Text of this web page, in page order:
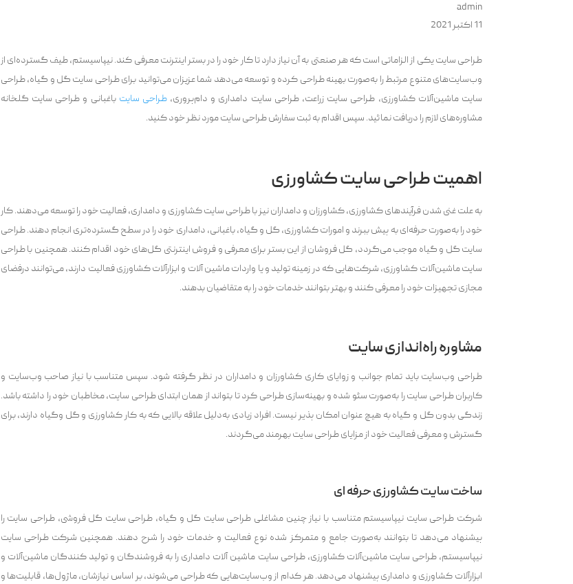
admin
11 اکتبر 2021
طراحی سایت یکی از الزاماتی است که هر صنعتی به آن نیاز دارد تا کار خود را در بستر اینترنت معرفی کند. نیپاسیستم، طیف گسترده‌ای از
وب‌سایت‌های متنوع مرتبط را به‌صورت بهینه طراحی کرده و توسعه می‌دهد شما عزیزان می‌توانید برای طراحی سایت گل و گیاه، طراحی
سایت ماشین‌آلات کشاورزی، طراحی سایت زراعت، طراحی سایت دامداری و دام‌پروری،طراحی سایت باغبانی و طراحی سایت گلخانه
مشاوره‌های لازم را دریافت نمائید. سپس اقدام به ثبت سفارش طراحی سایت مورد نظر خود کنید.
اهمیت طراحی سایت کشاورزی
به علت غنی شدن فرآیندهای کشاورزی، کشاورزان و دامداران نیز با طراحی سایت کشاورزی و دامداری، فعالیت خود را توسعه می‌دهند. کار
خود را به‌صورت حرفه‌ای به پیش ببرند و امورات کشاورزی، گل و گیاه، باغبانی، دامداری خود را در سطح گسترده‌تری انجام دهند. طراحی
سایت گل و گیاه موجب می‌گردد، گل فروشان از این بستر برای معرفی و فروش اینترنتی گل‌های خود اقدام کنند. همچنین با طراحی
سایت ماشین‌آلات کشاورزی، شرکت‌هایی که در زمینه تولید و یا واردات ماشین آلات و ابزارآلات کشاورزی فعالیت دارند، می‌توانند درفضای
مجازی تجهیزات خود را معرفی کنند و بهتر بتوانند خدمات خود را به متقاضیان بدهند.
مشاوره راه‌اندازی سایت
طراحی وب‌سایت باید تمام جوانب و زوایای کاری کشاورزان و دامداران در نظر گرفته شود. سپس متناسب با نیاز صاحب وب‌سایت و
کاربران طراحی سایت را به‌صورت سئو شده و بهینه‌سازی طراحی کرد تا بتواند از همان ابتدای طراحی سایت، مخاطبان خود را داشته باشد.
زندگی بدون گل و گیاه به هیچ عنوان امکان پذیر نیست. افراد زیادی به‌دلیل علاقه بالایی که به کار کشاورزی و گل وگیاه دارند، برای
گسترش و معرفی فعالیت خود از مزایای طراحی سایت بهرمند می‌گردند.
ساخت سایت کشاورزی حرفه ای
شرکت طراحی سایت نیپاسیستم متناسب با نیاز چنین مشاغلی طراحی سایت گل و گیاه، طراحی سایت گل فروشی، طراحی سایت را
پیشنهاد می‌دهد تا بتوانند به‌صورت جامع و متمرکز شده نوع فعالیت و خدمات خود را شرح دهند. همچنین شرکت طراحی سایت
نیپاسیستم، طراحی سایت ماشین‌آلات کشاورزی، طراحی سایت ماشین آلات دامداری را به فروشندگان و تولید کنندگان ماشین‌آلات و
ابزارآلات کشاورزی و دامداری پیشنهاد می‌دهد. هر کدام از وب‌سایت‌هایی که طراحی می‌شوند، بر اساس نیازشان، ماژول‌ها، قابلیت‌ها و